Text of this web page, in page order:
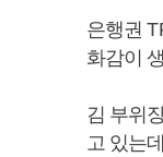
은행권
화감이
김 부위
고 있는